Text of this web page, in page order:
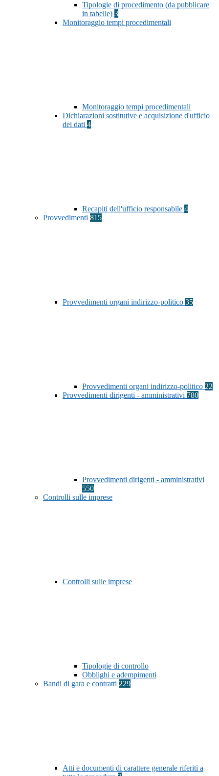
Tipologie di procedimento (da pubblicare
in tabelle) 3
Monitoraggio tempi procedimentali
Monitoraggio tempi procedimentali
Dichiarazioni sostitutive e acquisizione d'ufficio
dei dati 4
Recapiti dell'ufficio responsabile 4
Provvedimenti 815
Provvedimenti organi indirizzo-politico 35
Provvedimenti organi indirizzo-politico 22
Provvedimenti dirigenti - amministrativi 780
Provvedimenti dirigenti - amministrativi
550
Controlli sulle imprese
Controlli sulle imprese
Tipologie di controllo
Obblighi e adempimenti
Bandi di gara e contratti 229
Atti e documenti di carattere generale riferiti a